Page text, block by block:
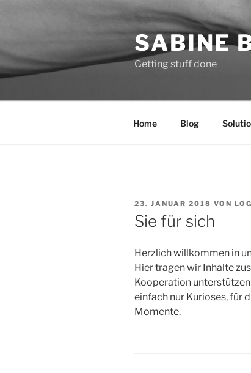
SABINE
Getting stuff done
Home Blog
VERÖFFENTLICHT
AM
23. JANUAR 2018 VON
Sie für sich
Herzlich willkommen in
Hier tragen wir Inhalte
Kooperation
einfach nur Kurioses, für
Momente.